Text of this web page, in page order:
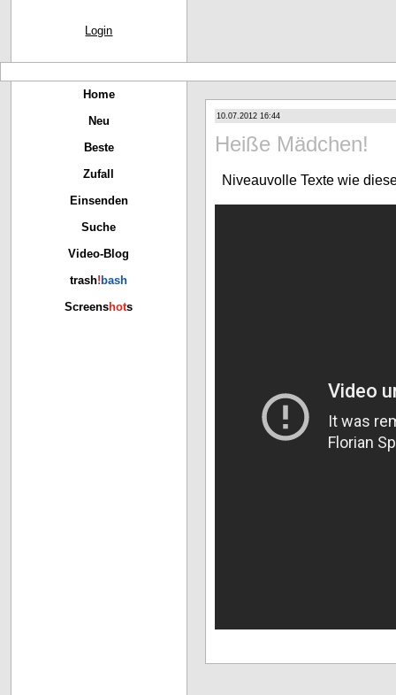
Login
Home
Neu
Beste
Zufall
Einsenden
Suche
Video-Blog
trash! bash
Screenshots
10.07.2012 16:44
Heiße Mädchen!
Niveauvolle Texte wie